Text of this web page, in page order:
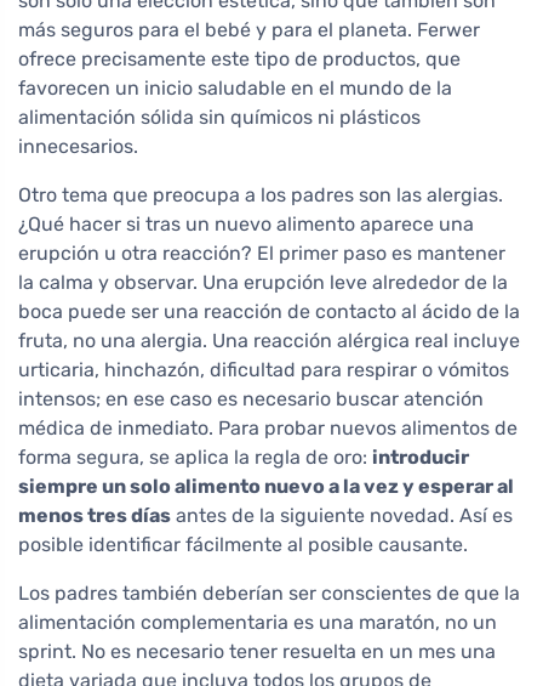
más seguros para el bebé y para el planeta. Ferwer
ofrece precisamente este tipo de productos, que
favorecen un inicio saludable en el mundo de la
alimentación sólida sin químicos ni plásticos
innecesarios.
Otro tema que preocupa a los padres son las alergias.
¿Qué hacer si tras un nuevo alimento aparece una
erupción u otra reacción? El primer paso es mantener
la calma y observar. Una erupción leve alrededor de la
boca puede ser una reacción de contacto al ácido de la
fruta, no una alergia. Una reacción alérgica real incluye
urticaria, hinchazón, dificultad para respirar o vómitos
intensos; en ese caso es necesario buscar atención
médica de inmediato. Para probar nuevos alimentos de
forma segura, se aplica la regla de oro: introducir
siempre un solo alimento nuevo a la vez y esperar al
menos tres días antes de la siguiente novedad. Así es
posible identificar fácilmente al posible causante.
Los padres también deberían ser conscientes de que la
alimentación complementaria es una maratón, no un
sprint. No es necesario tener resuelta en un mes una
dieta variada que incluya todos los grupos de